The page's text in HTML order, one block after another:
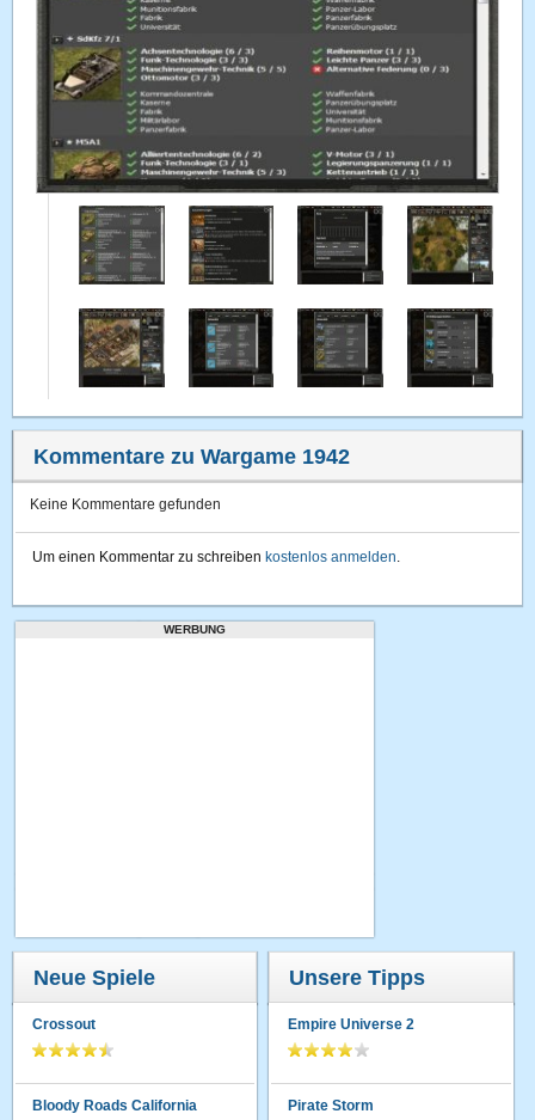
Kommentare zu Wargame 1942
Keine Kommentare gefunden
Um einen Kommentar zu schreiben kostenlos anmelden.
WERBUNG
Neue Spiele
Crossout
Bloody Roads California
Unsere Tipps
Empire Universe 2
Pirate Storm